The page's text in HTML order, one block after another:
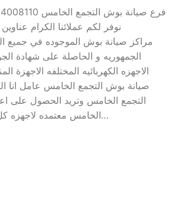
نوفر لكم عملائنا الكرام
مراكز صيانة بوش الموجوده في
الجمهوريه و الحاصلة على شهادة
الاجهزه الكهربائيه المختلفه الاجهزة
صيانة بوش التجمع الخامس عامل انا
التجمع الخامس وتريد الحصول على
الخامس معتمده لاجهزه كل ماعليك هو التوجه الى…